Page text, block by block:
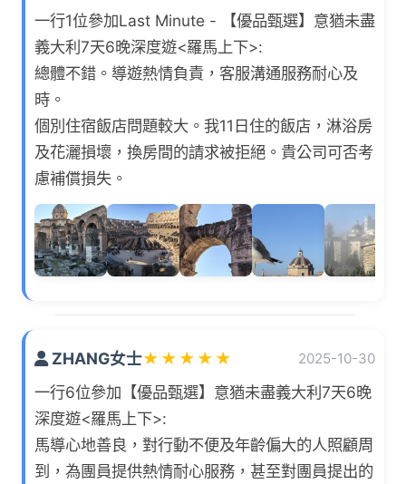
一行1位參加Last Minute - 【優品甄選】意猶未盡
義大利7天6晚深度遊<羅馬上下>:
總體不錯。導遊熱情負責，客服溝通服務耐心及
時。
個別住宿飯店問題較大。我11日住的飯店，淋浴房
及花灑損壞，換房間的請求被拒絕。貴公司可否考
慮補償損失。
ZHANG女士★ ★ ★ ★ ★ 2025-10-30
一行6位參加【優品甄選】意猶未盡義大利7天6晚
深度遊<羅馬上下>:
馬導心地善良，對行動不便及年齡偏大的人照顧周
到，為團員提供熱情耐心服務，甚至對團員提出的